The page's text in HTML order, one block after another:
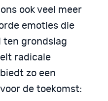
ook veel meer
emoties die
ten grondslag
radicale
zo een
de toekomst: